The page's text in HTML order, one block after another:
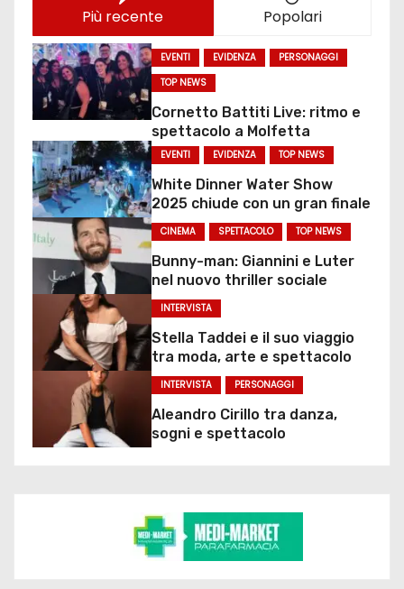
Più recente Popolari
EVENTI EVIDENZA
PERSONAGGI
TOP NEWS
Cornetto Battiti Live: ritmo e
spettacolo a Molfetta
EVENTI EVIDENZA TOP NEWS
White Dinner Water Show
2025 chiude con un gran finale
CINEMA SPETTACOLO TOP NEWS
Bunny-man: Giannini e Luter
nel nuovo thriller sociale
INTERVISTA
Stella Taddei e il suo viaggio
tra moda, arte e spettacolo
INTERVISTA PERSONAGGI
Aleandro Cirillo tra danza,
sogni e spettacolo